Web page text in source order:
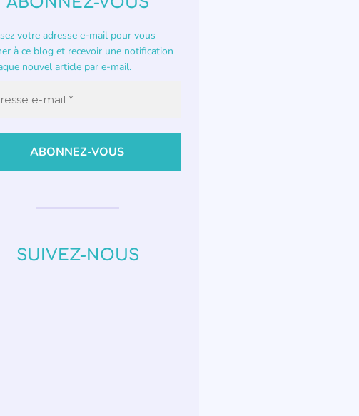
votre adresse e-mail pour vous
à ce blog et recevoir une notification
nouvel article par e-mail.
SUIVEZ-NOUS